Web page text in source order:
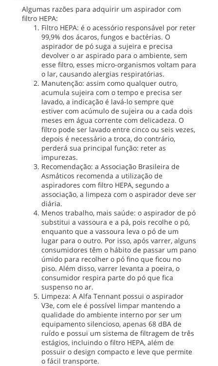
Algumas razões para adquirir um aspirador com
filtro HEPA:
Filtro HEPA: é o acessório responsável por reter
99,9% dos ácaros, fungos e bactérias. O
aspirador de pó suga a sujeira e precisa
devolver o ar aspirado para o ambiente, sem
esse filtro, esses micro-organismos voltam para
o lar, causando alergias respiratórias.
Manutenção: assim como qualquer outro,
acumula sujeira com o tempo e precisa ser
lavado, a indicação é lavá-lo sempre que
estiver com acúmulo de sujeira ou a cada dois
meses em água corrente com delicadeza. O
filtro pode ser lavado entre cinco ou seis vezes,
depois é necessário a troca, do contrário,
perderá sua principal função: reter as
impurezas.
Recomendação: a Associação Brasileira de
Asmáticos recomenda a utilização de
aspiradores com filtro HEPA, segundo a
associação, a limpeza com o aspirador deve ser
diária.
Menos trabalho, mais saúde: o aspirador de pó
substitui a vassoura e a pá, pois recolhe o pó,
enquanto que a vassoura leva o pó de um
lugar para o outro. Por isso, após varrer, alguns
consumidores têm o hábito de passar um pano
úmido para recolher o pó fino que ficou no
piso. Além disso, varrer levanta a poeira, o
consumidor respira parte do pó que fica
suspenso no ar.
Limpeza: A Alfa Tennant possui o aspirador
V3e, com ele é possível limpar mantendo a
qualidade do ambiente interno por ser um
equipamento silencioso, apenas 68 dBA de
ruído e possui um sistema de filtragem de três
estágios, incluindo o filtro HEPA, além de
possuir o design compacto e leve que permite
o fácil transporte.